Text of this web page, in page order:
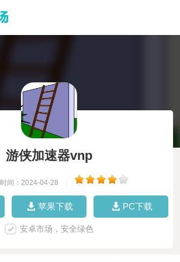
游侠加速器vnp
时间：2024-04-28
苹果下载 PC下载
安卓市场，安全绿色